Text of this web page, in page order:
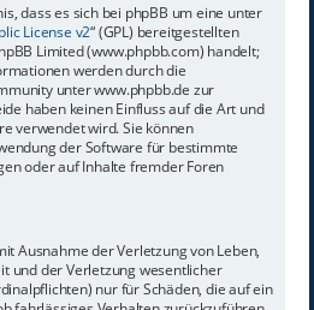
dass es sich bei phpBB um eine unter
License v2“ (GPL) bereitgestellten
Limited (www.phpbb.com) handelt;
werden durch die
unter www.phpbb.de zur
haben keinen Einfluss auf die Art und
verwendet wird. Sie können
der Software für bestimmte
oder auf Inhalte fremder Foren
Ausnahme der Verletzung von Leben,
und der Verletzung wesentlicher
nur für Schäden, die auf ein